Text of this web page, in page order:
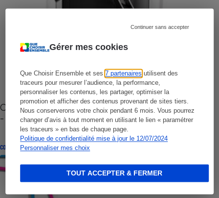
Gérer mes cookies
Que Choisir Ensemble et ses7 partenaires utilisent des
traceurs pour mesurer l’audience, la performance,
personnaliser les contenus, les partager, optimiser la
promotion et afficher des contenus provenant de sites tiers.
Nous conserverons votre choix pendant 6 mois. Vous pourrez
changer d’avis à tout moment en utilisant le lien « paramétrer
les traceurs » en bas de chaque page.
Politique de confidentialité mise à jour le 12/07/2024
Personnaliser mes choix
Continuer sans accepter
TOUT ACCEPTER & FERMER
Cafetière à capsules zéro déchet CoffeeB (vidéo)
- Premières impressions
CONSEILS